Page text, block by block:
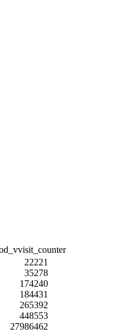
22221
35278
174240
184431
265392
448553
27986462